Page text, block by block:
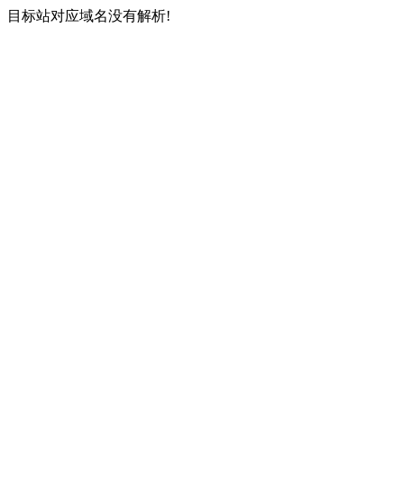
目标站对应域名没有解析!